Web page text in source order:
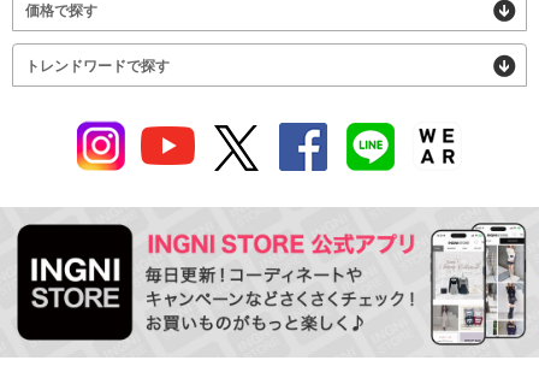
価格で探す
トレンドワードで探す